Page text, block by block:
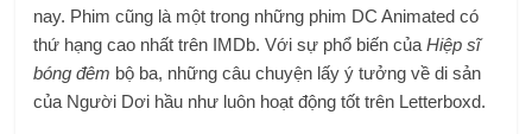
nay. Phim cũng là một trong những phim DC Animated có
thứ hạng cao nhất trên IMDb. Với sự phổ biến củaHiệp sĩ
bóng đêm bộ ba, những câu chuyện lấy ý tưởng về di sản
của Người Dơi hầu như luôn hoạt động tốt trên Letterboxd.